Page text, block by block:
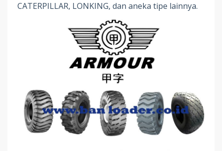
CATERPILLAR, LONKING, dan aneka tipe lainnya.